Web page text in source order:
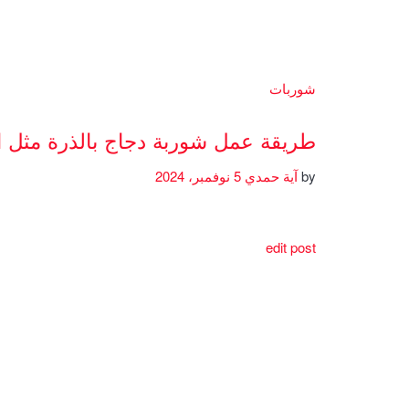
شوربات
طريقة عمل شوربة دجاج بالذرة مثل
byآية حمدي
edit post